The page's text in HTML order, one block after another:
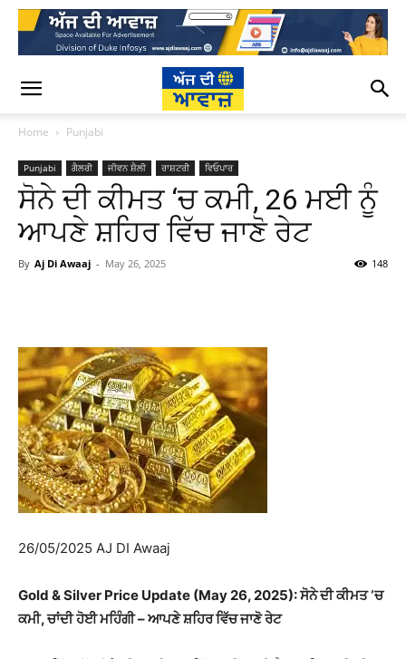
Home Punjabi
Punjabi ਗੈਲਰੀ ਜੀਵਨ ਸ਼ੈਲੀ ਰਾਸ਼ਟਰੀ ਵਿਓਪਾਰ
ਸੋਨੇ ਦੀ ਕੀਮਤ ‘ਚ ਕਮੀ, 26 ਮਈ ਨੂੰ
ਆਪਣੇ ਸ਼ਹਿਰ ਵਿੱਚ ਜਾਣੋ ਰੇਟ
By Aj Di Awaaj - May 26, 2025 148
26/05/2025 AJ DI Awaaj
Gold & Silver Price Update (May 26, 2025): ਸੋਨੇ ਦੀ ਕੀਮਤ ‘ਚ
ਕਮੀ, ਚਾਂਦੀ ਹੋਈ ਮਹਿੰਗੀ – ਆਪਣੇ ਸ਼ਹਿਰ ਵਿੱਚ ਜਾਣੋ ਰੇਟ